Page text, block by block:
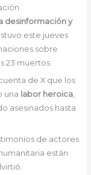
desinformación y
este jueves
sobre
23 muertos.
de X que los
una labor heroica,
asesinados hasta
de actores
están